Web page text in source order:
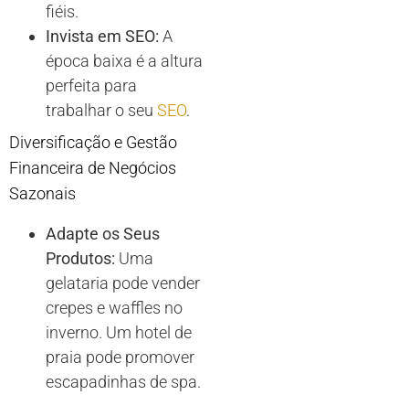
fiéis.
Invista em SEO: A
época baixa é a altura
perfeita para
trabalhar o seu SEO.
Diversificação e Gestão
Financeira de Negócios
Sazonais
Adapte os Seus
Produtos: Uma
gelataria pode vender
crepes e waffles no
inverno. Um hotel de
praia pode promover
escapadinhas de spa.